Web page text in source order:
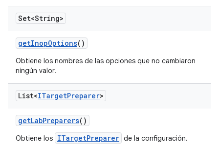
Set<String>
getInopOptions()
Obtiene los nombres de las opciones que no cambiaron
ningún valor.
List<ITargetPreparer>
getLabPreparers()
Obtiene los ITargetPreparer de la configuración.